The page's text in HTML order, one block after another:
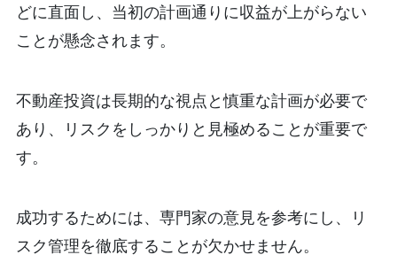
どに直面し、当初の計画通りに収益が上がらない
ことが懸念されます。
不動産投資は長期的な視点と慎重な計画が必要で
あり、リスクをしっかりと見極めることが重要で
す。
成功するためには、専門家の意見を参考にし、リ
スク管理を徹底することが欠かせません。